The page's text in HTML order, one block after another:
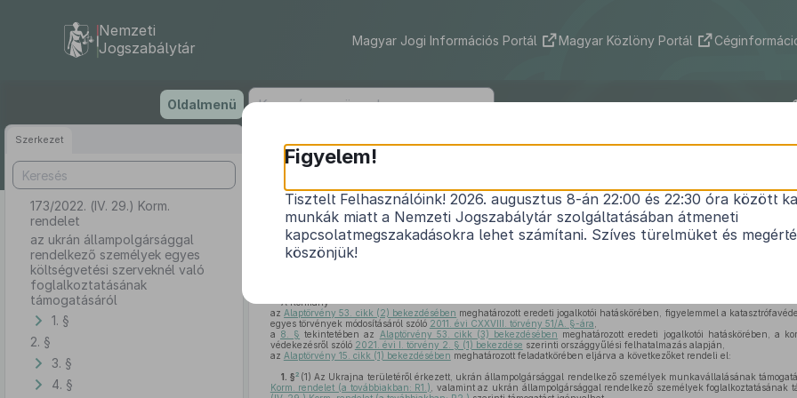
tartalomra
Nemzeti
Jogszabálytár
Magyar Jogi Információs Portál Magyar Közlöny Portál
Oldalmenü
Szerkezet
173/2022. (IV. 29.) Korm.
rendelet
az ukrán állampolgársággal
rendelkező személyek egyes
költségvetési szerveknél való
foglalkoztatásának
támogatásáról
1. §
2. §
3. §
4. §
173/2022. (IV. 29.) Korm. rendelet
az ukrán állampolgársággal rendelkező személyek egyes
szerveknél való foglalkoztatásának támogatásáról
A Kormány
az Alaptörvény 53. cikk (2) bekezdésében meghatározott eredeti jogalkotói hatáskörében, figyelemmel a
egyes törvények módosításáról szóló 2011. évi CXXVIII. törvény 51/A. §-ára
a 8. § tekintetében az Alaptörvény 53. cikk (3) bekezdésében meghatározott eredeti jogalkotói hatáskörében, a
védekezésről szóló 2021. évi I. törvény 2. § (1) bekezdése szerinti országgyűlési felhatalmazás alapján,
az Alaptörvény 15. cikk (1) bekezdésében meghatározott feladatkörében eljárva a következőket rendeli el:
1. §2 (1) Az Ukrajna területéről érkezett, ukrán állampolgársággal rendelkező személyek munkavállalásának
Korm. rendelet (a továbbiakban: R1.)
, valamint az ukrán állampolgársággal rendelkező személyek foglalkoztatásának
Figyelem!
Tisztelt Felhasználóink! 2026. augusztus 8-án 22:00 és 22:30 óra között
munkák miatt a Nemzeti Jogszabálytár szolgáltatásában átmeneti
kapcsolatmegszakadásokra lehet számítani. Szíves türelmüket és
köszönjük!